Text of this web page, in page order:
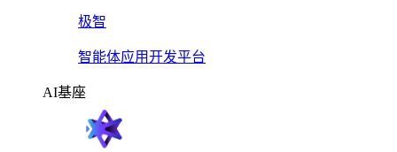
极智
智能体应用开发平台
AI基座